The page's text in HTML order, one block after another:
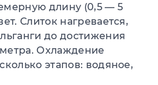
длину (0,5 — 5
Слиток нагревается,
до достижения
Охлаждение
этапов: водяное,